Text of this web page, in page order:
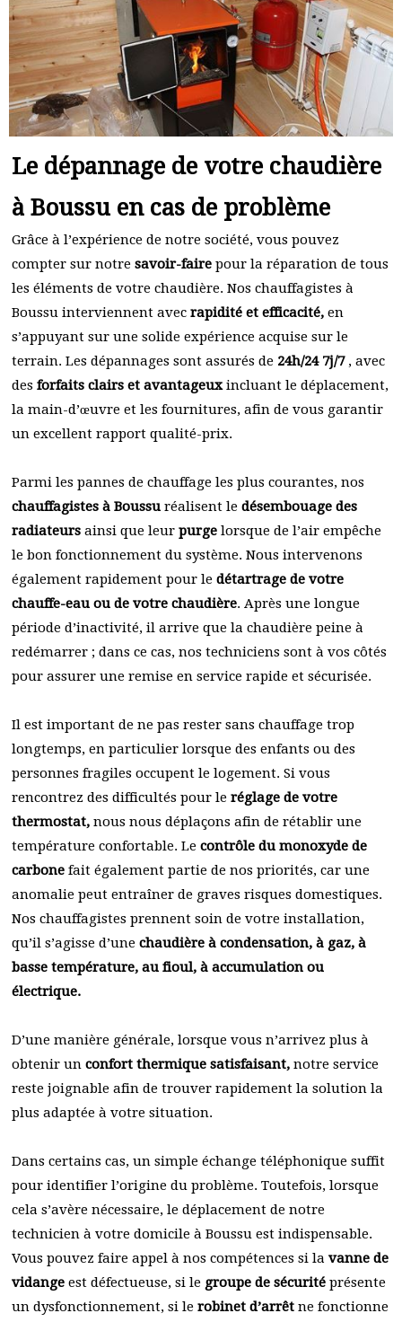
Le dépannage de votre chaudière
à Boussu en cas de problème
Grâce à l’expérience de notre société, vous pouvez
compter sur notre savoir-faire pour la réparation de tous
les éléments de votre chaudière. Nos chauffagistes à
Boussu interviennent avec rapidité et efficacité, en
s’appuyant sur une solide expérience acquise sur le
terrain. Les dépannages sont assurés de 24h/24 7j/7, avec
des forfaits clairs et avantageuxincluant le déplacement,
la main-d’œuvre et les fournitures, afin de vous garantir
un excellent rapport qualité-prix.
Parmi les pannes de chauffage les plus courantes, nos
chauffagistes à Boussu réalisent le désembouage des
radiateurs ainsi que leur purge lorsque de l’air empêche
le bon fonctionnement du système. Nous intervenons
également rapidement pour le détartrage de votre
chauffe-eau ou de votre chaudière. Après une longue
période d’inactivité, il arrive que la chaudière peine à
redémarrer ; dans ce cas, nos techniciens sont à vos côtés
pour assurer une remise en service rapide et sécurisée.
Il est important de ne pas rester sans chauffage trop
longtemps, en particulier lorsque des enfants ou des
personnes fragiles occupent le logement. Si vous
rencontrez des difficultés pour le réglage de votre
thermostat, nous nous déplaçons afin de rétablir une
température confortable. Le contrôle du monoxyde de
carbone fait également partie de nos priorités, car une
anomalie peut entraîner de graves risques domestiques.
Nos chauffagistes prennent soin de votre installation,
qu’il s’agisse d’une chaudière à condensation, à gaz, à
basse température, au fioul, à accumulation ou
électrique.
D’une manière générale, lorsque vous n’arrivez plus à
obtenir un confort thermique satisfaisant, notre service
reste joignable afin de trouver rapidement la solution la
plus adaptée à votre situation.
Dans certains cas, un simple échange téléphonique suffit
pour identifier l’origine du problème. Toutefois, lorsque
cela s’avère nécessaire, le déplacement de notre
technicien à votre domicile à Boussu est indispensable.
Vous pouvez faire appel à nos compétences si la vanne de
vidange est défectueuse, si le groupe de sécurité présente
un dysfonctionnement, si le robinet d’arrêt ne fonctionne